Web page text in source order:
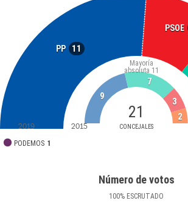
PP 11
PSOE
21
CONCEJALES
Mayoría
absoluta 11
PODEMOS 1
9
7
3
2
2019 2015
Número de votos
100% ESCRUTADO